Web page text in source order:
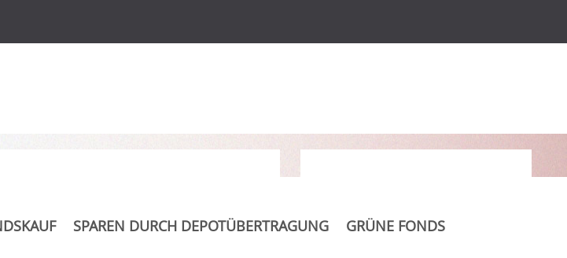
SPAREN DURCH DEPOTÜBERTRAGUNG GRÜNE FONDS
Equity